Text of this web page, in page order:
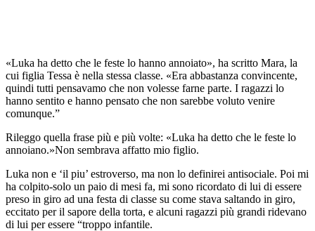
«Luka ha detto che le feste lo hanno annoiato», ha scritto Mara, la
cui figlia Tessa è nella stessa classe. «Era abbastanza convincente,
quindi tutti pensavamo che non volesse farne parte. I ragazzi lo
hanno sentito e hanno pensato che non sarebbe voluto venire
comunque.”
Rileggo quella frase più e più volte: «Luka ha detto che le feste lo
annoiano.»Non sembrava affatto mio figlio.
Luka non e ‘il piu’ estroverso, ma non lo definirei antisociale. Poi mi
ha colpito-solo un paio di mesi fa, mi sono ricordato di lui di essere
preso in giro ad una festa di classe su come stava saltando in giro,
eccitato per il sapore della torta, e alcuni ragazzi più grandi ridevano
di lui per essere “troppo infantile.